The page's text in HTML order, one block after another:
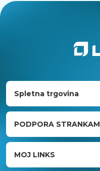
Spletna trgovina
PODPORA STRANKAM
MOJ LINKS